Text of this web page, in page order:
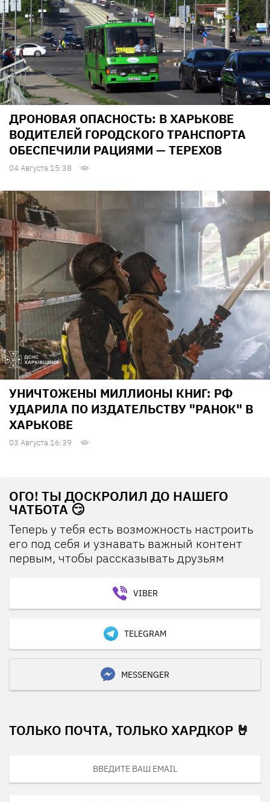
ДРОНОВАЯ ОПАСНОСТЬ: В ХАРЬКОВЕ
ВОДИТЕЛЕЙ ГОРОДСКОГО ТРАНСПОРТА
ОБЕСПЕЧИЛИ РАЦИЯМИ — ТЕРЕХОВ
04 Августа 15:38
УНИЧТОЖЕНЫ МИЛЛИОНЫ КНИГ: РФ
УДАРИЛА ПО ИЗДАТЕЛЬСТВУ "РАНОК" В
ХАРЬКОВЕ
03 Августа 16:39
ОГО! ТЫ ДОСКРОЛИЛ ДО НАШЕГО
ЧАТБОТА 😏
Теперь у тебя есть возможность настроить
его под себя и узнавать важный контент
первым, чтобы рассказывать друзьям
VIBER
TELEGRAM
MESSENGER
ТОЛЬКО ПОЧТА, ТОЛЬКО ХАРДКОР 🤘